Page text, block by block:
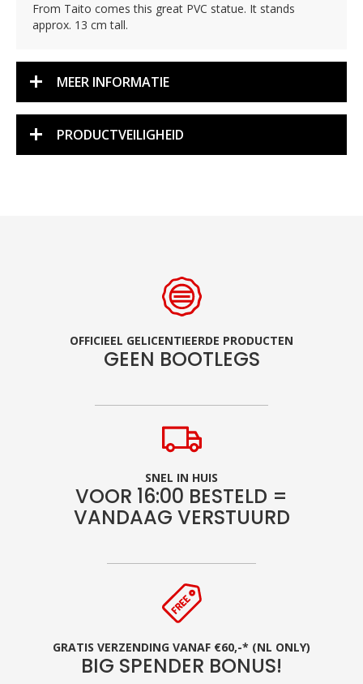
From Taito comes this great PVC statue. It stands
approx. 13 cm tall.
MEER INFORMATIE
PRODUCTVEILIGHEID
OFFICIEEL GELICENTIEERDE PRODUCTEN
GEEN BOOTLEGS
SNEL IN HUIS
VOOR 16:00 BESTELD =
VANDAAG VERSTUURD
GRATIS VERZENDING VANAF €60,-* (NL ONLY)
BIG SPENDER BONUS!